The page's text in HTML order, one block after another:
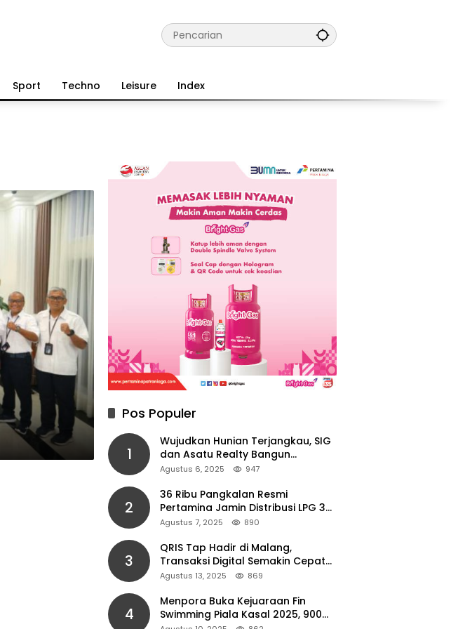
Sport Techno Leisure Index
Pos Populer
1
Wujudkan Hunian Terjangkau, SIG
dan Asatu Realty Bangun
Perumahan di Cianjur
Agustus 6, 2025 947
2
36 Ribu Pangkalan Resmi
Pertamina Jamin Distribusi LPG 3
Kg Aman di Jawa Timur
Agustus 7, 2025 890
3
QRIS Tap Hadir di Malang,
Transaksi Digital Semakin Cepat
dan Mudah dengan Teknologi NFC
Agustus 13, 2025 869
4
Menpora Buka Kejuaraan Fin
Swimming Piala Kasal 2025, 900